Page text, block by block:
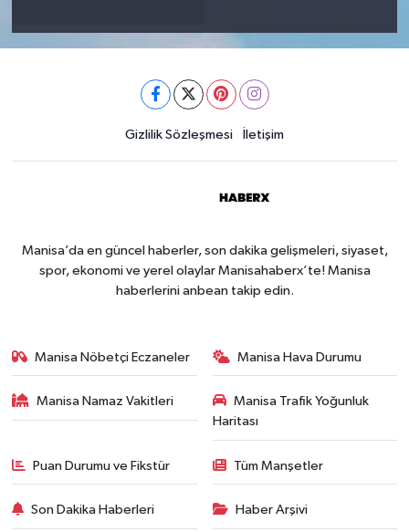
Gizlilik Sözleşmesi İletişim
Manisa’da en güncel haberler, son dakika gelişmeleri, siyaset,
spor, ekonomi ve yerel olaylar Manisahaberx’te! Manisa
haberlerini anbean takip edin.
Manisa Nöbetçi Eczaneler Manisa Hava Durumu
Manisa Namaz Vakitleri
Manisa Trafik Yoğunluk
Haritası
Puan Durumu ve Fikstür Tüm Manşetler
Son Dakika Haberleri Haber Arşivi